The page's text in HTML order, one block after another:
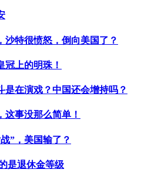
沙特很愤怒，倒向美国了？
冠上的明珠！
在演戏？中国还会增持吗？
事没那么简单！
”，美国输了？
是退休金等级